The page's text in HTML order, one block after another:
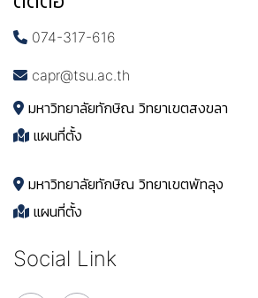
074-317-616
capr@tsu.ac.th
มหาวิทยาลัยทักษิณ วิทยาเขตสงขลา
แผนที่ตั้ง
มหาวิทยาลัยทักษิณ วิทยาเขตพัทลุง
แผนที่ตั้ง
Social Link